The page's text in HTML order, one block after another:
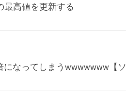
最高値を更新する
になってしまうwwwwwww【ソ